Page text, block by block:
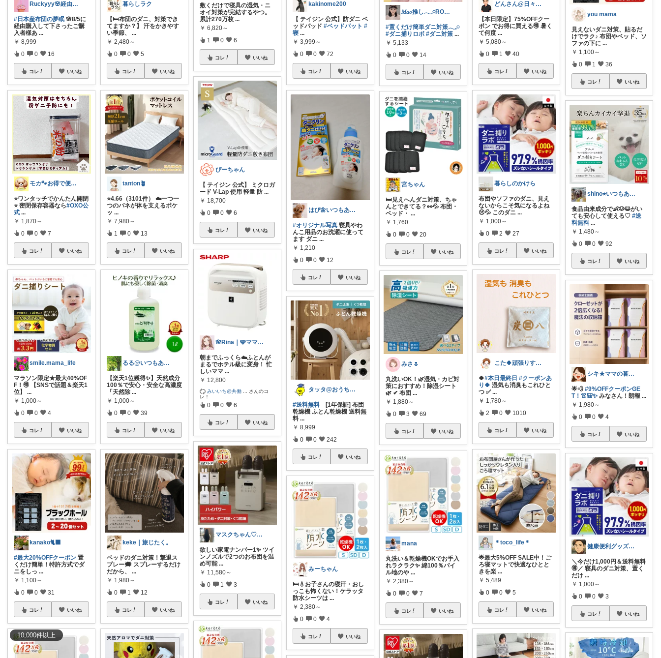
10,000件以上
Ruckyyy🌸経由感謝🙇‍♀️✨
#日本産布団の夢眠🌸8/5に
経由購入して下さったご購
入者様あ ...
￥ 8,999
0 0 16
コレ いいね
モカ🐾お得で便利💛犬とのおうち時間
⭐️ワンタッチでかんたん開閉
⭐️ 密閉保存容器なら#OXO公
式 ...
￥ 1,870～
0 0 7
コレ いいね
smile.mama_life
マラソン限定★最大40%OF
F！🉐 【SNSで話題＆楽天1
位】
...
￥ 1,000～
0 0 4
コレ いいね
kanako🐈‍⬛
#最大20%OFFクーポン 置
くだけ簡単！特許方式でダ
ニをしっ ...
￥ 1,100～
0 0 31
コレ いいね
暮らしラク
【🛏️布団のダニ、対策でき
てますか？】 汗をかきやす
い季節、
...
￥ 2,480～
0 0 5
コレ いいね
tanton🪴
⭐4.66（3101件） ☁️一つ一
つのバネが体を支えるポケ
ッ ...
￥ 7,980～
1 0 13
コレ いいね
るる@いつもありがとうございます
【楽天1位獲得✨】天然成分
100％で安心・安全な高濃度
「天然除 ...
￥ 1,000～
0 0 39
コレ いいね
keke｜旅じたく。
ベッドのダニ対策！撃退ス
プレー🗯️ スプレーするだけ
だから、
...
￥ 1,980～
0 1 12
コレ いいね
敷くだけで寝具の湿気・ニ
オイ対策が完結するやつ。
累計270万枚 ...
￥ 6,820～
1 0 6
コレ いいね
ぴーちゃん
【 テイジン 公式】 ミクロガ
ード V-Lap 使用 軽量 防 ...
￥ 18,700
0 0 6
コレ いいね
🌸Rina｜🩵ママ必見アイテム🩵
朝までふっくら☁️ふとんが
まるでホテル級に変身！ 忙
しいママ ...
￥ 12,800
みいいち@共働
さんのコ
レ！
0 0 6
コレ いいね
マスクちゃん♡ママになっても綺麗でいたい
欲しい家電ナンバー1✨ ツイ
ンノズルで2つのお布団を温
め可能...
￥ 11,580～
0 1 3
コレ いいね
kakinome200
【 テイジン 公式】防ダニ ベ
ッドパッド#ベッドパット #
寝 ...
￥ 3,999～
0 0 72
コレ いいね
はぴ🌼いつもありがとう💞
#オリジナル写真 寝具やわ
んこ用品のお洗濯に使って
ます ダニ ...
￥ 1,210
0 0 12
コレ いいね
タッタ@おうち時間を楽しく快適に！
#送料無料 [1年保証] 布団
乾燥機 ふとん乾燥機 送料無
料...
￥ 8,999
0 0 242
コレ いいね
みーちゃん
🛏️💧お子さんの寝汗・おし
っこも怖くない！ケラッタ
防水シーツは ...
￥ 2,380～
0 0 4
コレ いいね
𝑀𝑎𝑜推し𓂃𓈒𓏸ROOM
#置くだけ簡単ダニ対策𓂃𓈒𓏸
#ダニ捕りロボ #ダニ対策 ...
￥ 5,133
0 0 14
コレ いいね
宮ちゃん
🛏️見えへんダニ対策、ちゃ
んとできてる？👀💦 布団・
ベッド・ ...
￥ 1,760
0 0 20
コレ いいね
みさ🌷
丸洗いOK！🌿湿気・カビ対
策におすすめ！除湿シート
🌿 ✔ 布団 ...
￥ 1,880～
0 3 69
コレ いいね
mana
丸洗い＆乾燥機OKでお手入
れラクラク✨ 綿100％パイ
ル地のや ...
￥ 2,380～
0 0 7
コレ いいね
どんさん@日々の生活に彩りを
【本日限定】75%OFFクー
ポン でお得に買える🉐 暑く
て何度 ...
￥ 5,080～
0 1 40
コレ いいね
暮らしのかけら
布団やソファのダニ、見え
ないからこそ気になるよね
😣💦 このダニ ...
￥ 1,000～
0 2 27
コレ いいね
こた🍀頑張りすぎない主婦
🍀#本日最終日 #クーポンあ
り🍀 湿気も消臭もこれひと
つ ✅ ...
￥ 1,780～
2 0 1010
コレ いいね
＊toco_life＊
🌟最大5%OFF SALE中！ご
ろ寝マットで快適なひとと
きを楽 ...
￥ 5,489
0 0 5
コレ いいね
you mama
見えないダニ対策、貼るだ
けでラク♪ 布団やベッド、ソ
ファの下に ...
￥ 1,100～
0 1 36
コレ いいね
shino⭐︎いつもありがとう🐶🐾
食品由来成分で👶🐶😺がい
ても安心して使える♡#送
料無料 ...
￥ 1,480～
0 0 92
コレ いいね
シキ★ママの暮らし、キッズ
🌟💨#9%OFFクーポンGE
T！👚🎒✨ みなさん！朗報 ...
￥ 1,980～
0 0 4
コレ いいね
健康便利グッズYosh🩺
＼今だけ1,000円＆送料無料
🉐／ 寝具のダニ対策、置く
だけ ...
￥ 1,000～
0 0 3
コレ いいね